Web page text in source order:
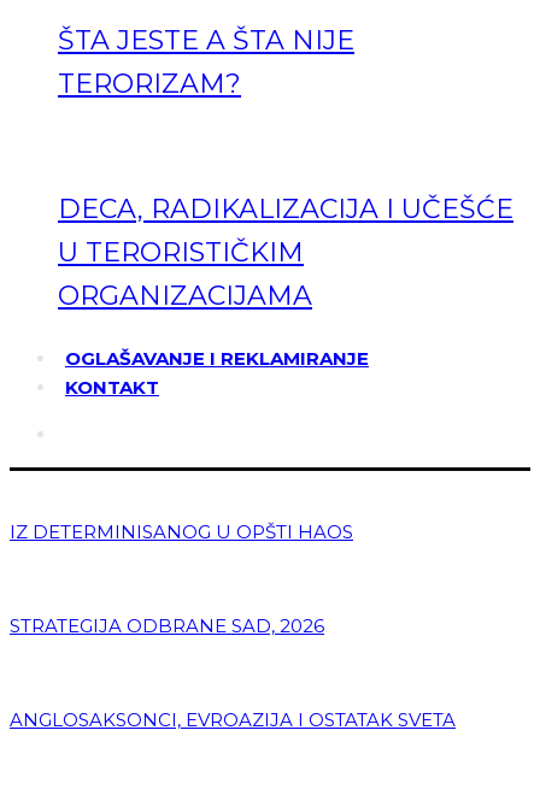
ŠTA JESTE A ŠTA NIJE
TERORIZAM?
DECA, RADIKALIZACIJA I UČEŠĆE
U TERORISTIČKIM
ORGANIZACIJAMA
OGLAŠAVANJE I REKLAMIRANJE
KONTAKT
IZ DETERMINISANOG U OPŠTI HAOS
STRATEGIJA ODBRANE SAD, 2026
ANGLOSAKSONCI, EVROAZIJA I OSTATAK SVETA